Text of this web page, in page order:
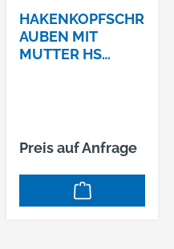
HAKENKOPFSCHR
AUBEN MIT
MUTTER HS
Preis auf Anfrage